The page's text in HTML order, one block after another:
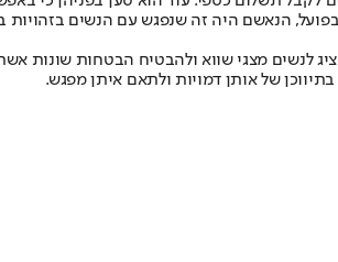
הנאשם היה זה שנפגש עם הנשים
מצגי שווא ולהבטיח הבטחות שונות אשר
של אותן דמויות ולתאם איתן מפגש.